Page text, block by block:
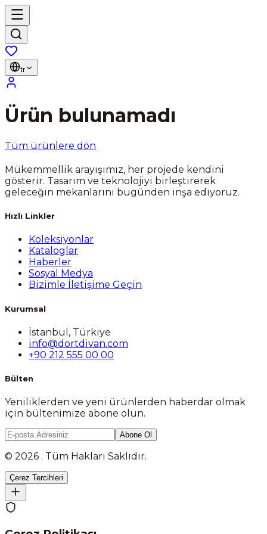
tr
Ürün bulunamadı
Tüm ürünlere dön
Mükemmellik arayışımız, her projede kendini
gösterir. Tasarım ve teknolojiyi birleştirerek
geleceğin mekanlarını bugünden inşa ediyoruz.
Hızlı Linkler
Koleksiyonlar
Kataloglar
Haberler
Sosyal Medya
Bizimle İletişime Geçin
Kurumsal
İstanbul, Türkiye
info@dortdivan.com
+90 212 555 00 00
Bülten
Yeniliklerden ve yeni ürünlerden haberdar olmak
için bültenimize abone olun.
Abone Ol
© 2026 . Tüm Hakları Saklıdır.
Çerez Tercihleri